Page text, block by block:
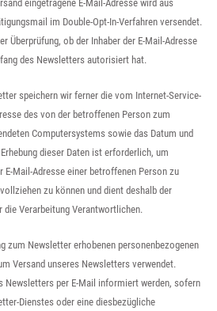
eingetragene E-Mail-Adresse wird aus
im Double-Opt-In-Verfahren versendet.
Überprüfung, ob der Inhaber der E-Mail-Adresse
des Newsletters autorisiert hat.
speichern wir ferner die vom Internet-Service-
des von der betroffenen Person zum
Computersystems sowie das Datum und
dieser Daten ist erforderlich, um
Mail-Adresse einer betroffenen Person zu
zu können und dient deshalb der
Verarbeitung Verantwortlichen.
zum Newsletter erhobenen personenbezogenen
Versand unseres Newsletters verwendet.
Newsletters per E-Mail informiert werden, sofern
Dienstes oder eine diesbezügliche